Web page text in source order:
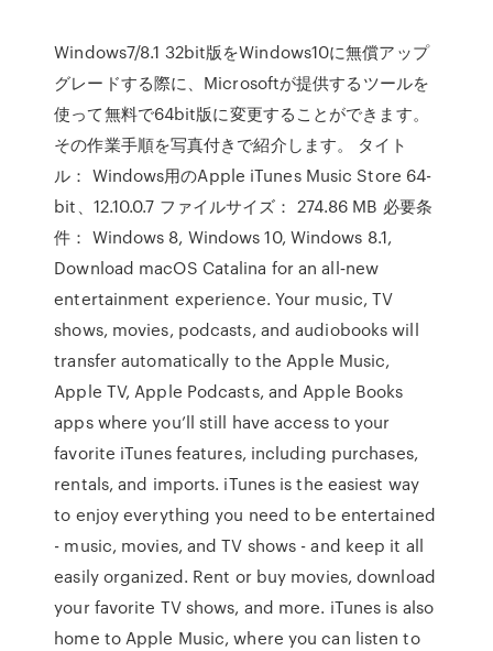
Windows7/8.1 32bit版をWindows10に無償アップ
グレードする際に、Microsoftが提供するツールを
使って無料で64bit版に変更することができます。
その作業手順を写真付きで紹介します。 タイト
ル： Windows用のApple iTunes Music Store 64-
bit、12.10.0.7 ファイルサイズ： 274.86 MB 必要条
件： Windows 8, Windows 10, Windows 8.1,
Download macOS Catalina for an all‑new
entertainment experience. Your music, TV
shows, movies, podcasts, and audiobooks will
transfer automatically to the Apple Music,
Apple TV, Apple Podcasts, and Apple Books
apps where you’ll still have access to your
favorite iTunes features, including purchases,
rentals, and imports. iTunes is the easiest way
to enjoy everything you need to be entertained
- music, movies, and TV shows - and keep it all
easily organized. Rent or buy movies, download
your favorite TV shows, and more. iTunes is also
home to Apple Music, where you can listen to